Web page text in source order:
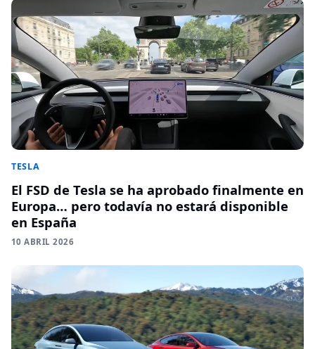
TESLA
El FSD de Tesla se ha aprobado finalmente en
Europa… pero todavía no estará disponible
en España
10 ABRIL 2026